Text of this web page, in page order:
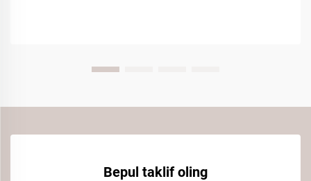
Bepul taklif oling